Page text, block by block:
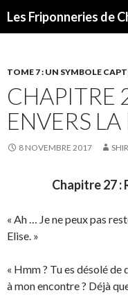
Les Friponneries de
TOME 7 : UN SYMBOLE
CHAPITRE
ENVERS
8 NOVEMBRE 2017
Chapitre 27 :
« Ah … Je ne peux pas
Elise. »
« Hmm ? Tu es désolé de
à mon encontre ? Déjà